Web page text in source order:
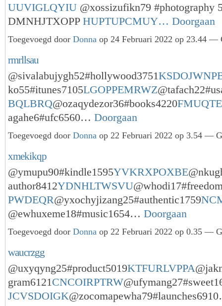
UUVIGLQYIU @xossizufikn79 #photography
DMNHJTXOPP HUPTUPCMUY… Doorgaan
Toegevoegd door Donna op 24 Februari 2022 op 23.44 —
rmrllsau
@sivalabujygh52#hollywood3751
ko55#itunes7105LGOPPEMRWZ
BQLBRQ@ozaqydezor36#books4220
agahe6#ufc6560… Doorgaan
Toegevoegd door Donna op 22 Februari 2022 op 3.54 —
xmekikqp
@ymupu90#kindle1595YVKRXPOXBE
author8412YDNHLTWSVU
PWDEQR@yxochyjizang25#authentic1759
@ewhuxeme18#music1654… Doorgaan
Toegevoegd door Donna op 22 Februari 2022 op 0.35 —
waucrzgg
@uxyqyng25#product5019KTFURLVPPA
gram6121 CNCOIRPTRW
JCVSDOIGK